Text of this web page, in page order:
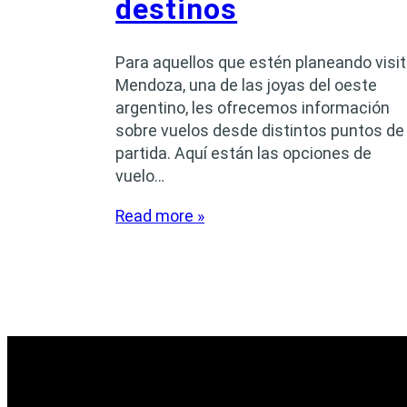
destinos
Para aquellos que estén planeando
Mendoza, una de las joyas del oeste
argentino, les ofrecemos información
sobre vuelos desde distintos puntos de
partida. Aquí están las opciones de
vuelo…
Read more »